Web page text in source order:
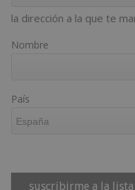
la dirección a la que te
Nombre
País